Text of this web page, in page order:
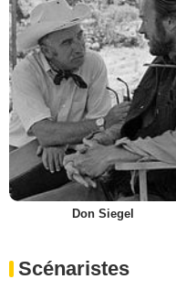
Don Siegel
Scénaristes